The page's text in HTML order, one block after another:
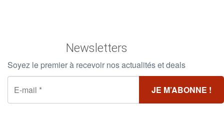
Newsletters
Soyez le premier à recevoir nos actualités et deals